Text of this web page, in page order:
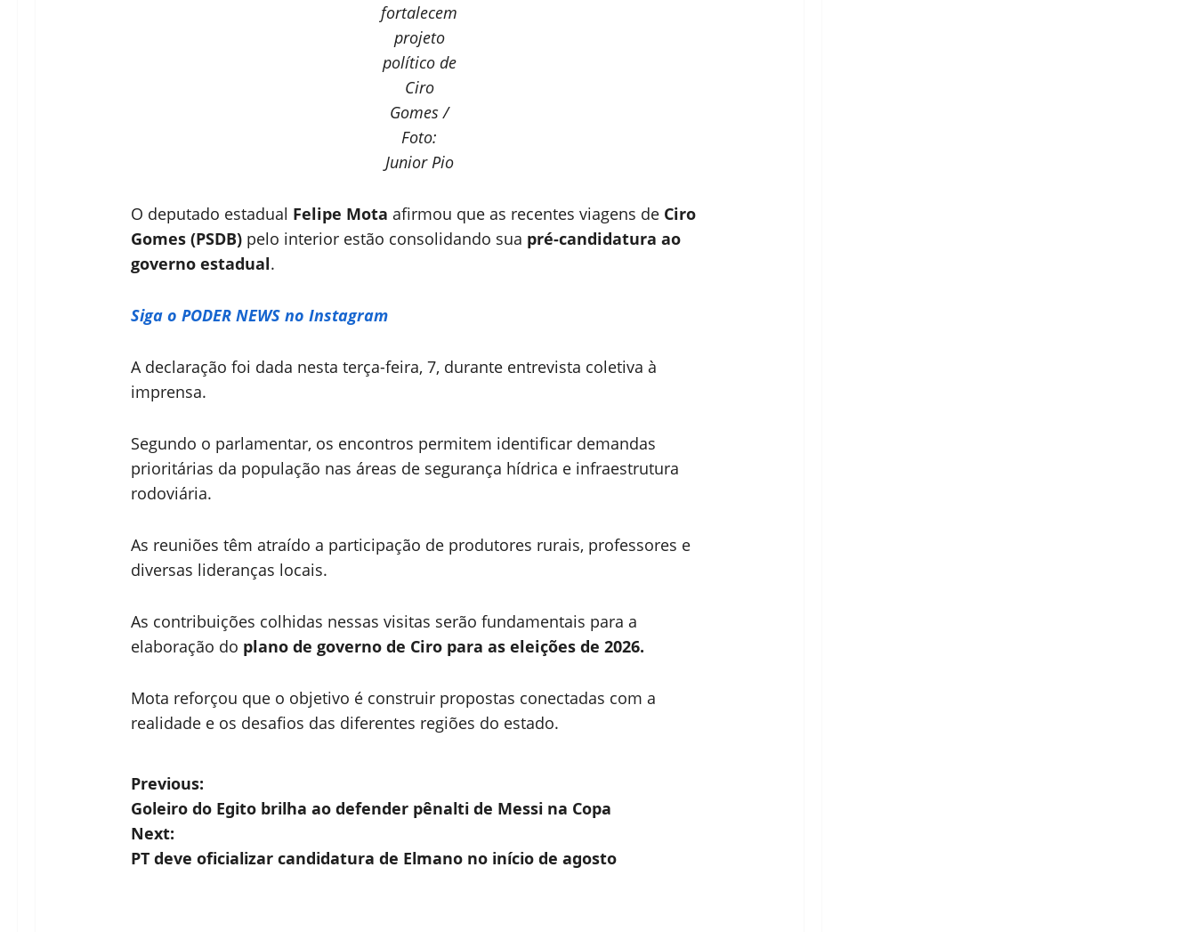
fortalecem
projeto
político de
Ciro
Gomes /
Foto:
Junior Pio
O deputado estadual Felipe Mota afirmou que as recentes viagens deCiro
Gomes (PSDB) pelo interior estão consolidando sua pré-candidatura ao
governo estadual.
Siga o PODER NEWS no Instagram
A declaração foi dada nesta terça-feira, 7, durante entrevista coletiva à
imprensa.
Segundo o parlamentar, os encontros permitem identificar demandas
prioritárias da população nas áreas de segurança hídrica e infraestrutura
rodoviária.
As reuniões têm atraído a participação de produtores rurais, professores e
diversas lideranças locais.
As contribuições colhidas nessas visitas serão fundamentais para a
elaboração do plano de governo de Ciro para as eleições de 2026.
Mota reforçou que o objetivo é construir propostas conectadas com a
realidade e os desafios das diferentes regiões do estado.
P
o
s
Previous:
Goleiro do Egito brilha ao defender pênalti de Messi na Copa
Next:
PT deve oficializar candidatura de Elmano no início de agosto